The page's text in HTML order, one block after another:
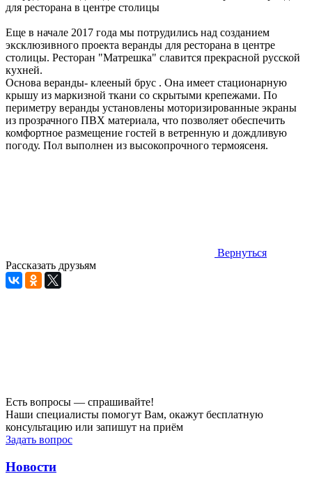
для ресторана в центре столицы
Еще в начале 2017 года мы потрудились над созданием
эксклюзивного проекта веранды для ресторана в центре
столицы. Ресторан "Матрешка" славится прекрасной русской
кухней.
Основа веранды- клееный брус . Она имеет стационарную
крышу из маркизной ткани со скрытыми крепежами. По
периметру веранды установлены моторизированные экраны
из прозрачного ПВХ материала, что позволяет обеспечить
комфортное размещение гостей в ветренную и дождливую
погоду. Пол выполнен из высокопрочного термоясеня.
Вернуться
Рассказать друзьям
Есть вопросы — спрашивайте!
Наши специалисты помогут Вам, окажут бесплатную
консультацию или запишут на приём
Задать вопрос
Новости